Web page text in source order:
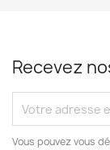
Recevez
Vous pouvez vous